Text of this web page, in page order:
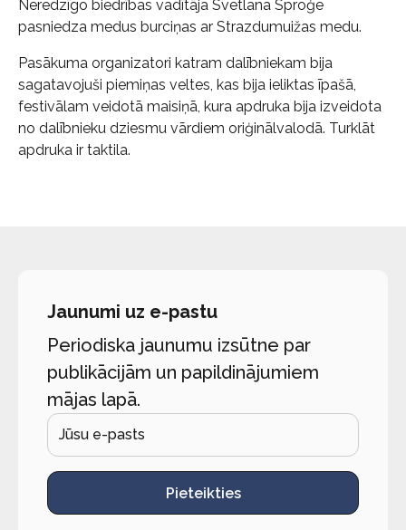
Neredzīgo biedrības vadītāja Svetlana Sproģe
pasniedza medus burciņas ar Strazdumuižas medu.
Pasākuma organizatori katram dalībniekam bija
sagatavojuši piemiņas veltes, kas bija ieliktas īpašā,
festivālam veidotā maisiņā, kura apdruka bija izveidota
no dalībnieku dziesmu vārdiem oriģinālvalodā. Turklāt
apdruka ir taktila.
Jaunumi uz e-pastu
Periodiska jaunumu izsūtne par
publikācijām un papildinājumiem
mājas lapā.
Pieteikties